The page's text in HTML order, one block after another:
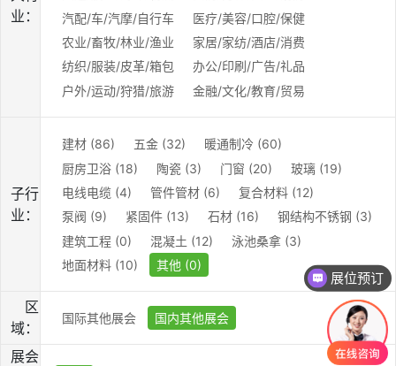
业：
汽配/车/汽摩/自行车
医疗/美容/口腔/保健
农业/畜牧/林业/渔业
家居/家纺/酒店/消费
纺织/服装/皮革/箱包
办公/印刷/广告/礼品
户外/运动/狩猎/旅游
金融/文化/教育/贸易
子行
业：
建材 (86) 五金 (32)
暖通制冷 (60)
厨房卫浴 (18)
陶瓷 (3) 门窗 (20)
玻璃 (19)
电线电缆 (4)
管件管材 (6)
复合材料 (12)
泵阀 (9)
紧固件 (13) 石材 (16)
钢结构不锈钢 (3)
建筑工程 (0)
混凝土 (12)
泳池桑拿 (3)
地面材料 (10)
其他 (0)
区
域：
国际其他展会 国内其他展会
展会
展位预订